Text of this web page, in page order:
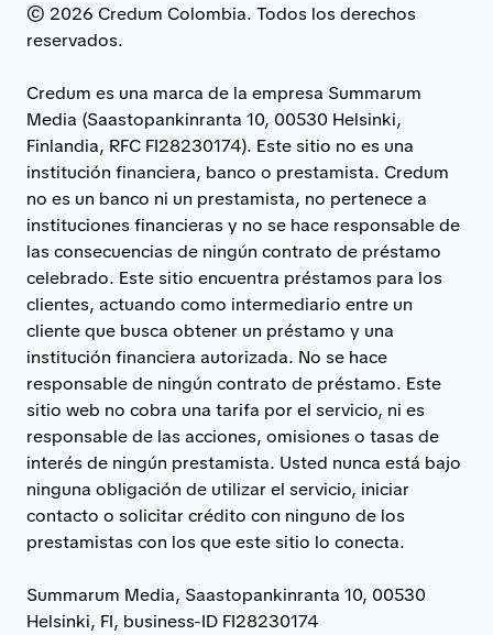
© 2026 Credum Colombia. Todos los derechos
reservados.
Credum es una marca de la empresa Summarum
Media (Saastopankinranta 10, 00530 Helsinki,
Finlandia, RFC FI28230174). Este sitio no es una
institución financiera, banco o prestamista. Credum
no es un banco ni un prestamista, no pertenece a
instituciones financieras y no se hace responsable de
las consecuencias de ningún contrato de préstamo
celebrado. Este sitio encuentra préstamos para los
clientes, actuando como intermediario entre un
cliente que busca obtener un préstamo y una
institución financiera autorizada. No se hace
responsable de ningún contrato de préstamo. Este
sitio web no cobra una tarifa por el servicio, ni es
responsable de las acciones, omisiones o tasas de
interés de ningún prestamista. Usted nunca está bajo
ninguna obligación de utilizar el servicio, iniciar
contacto o solicitar crédito con ninguno de los
prestamistas con los que este sitio lo conecta.
Summarum Media, Saastopankinranta 10, 00530
Helsinki, FI, business-ID FI28230174